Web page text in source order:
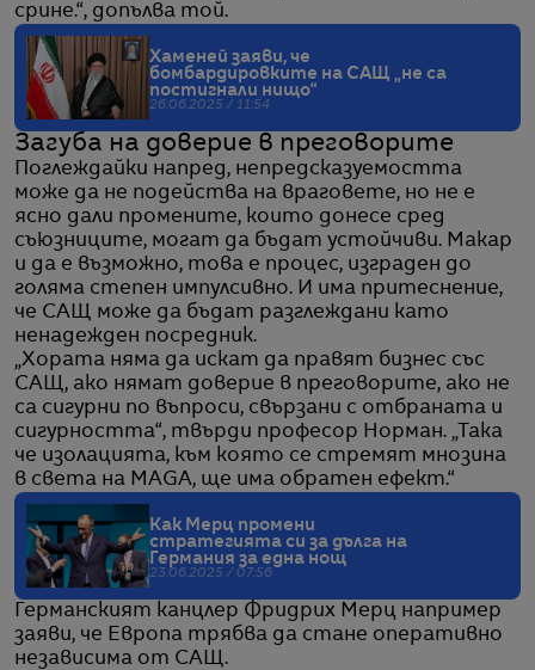
срине.“, допълва той.
Хаменей заяви, че
бомбардировките на САЩ „не са
постигнали нищо“
26.06.2025 / 11:54
Загуба на доверие в преговорите
Поглеждайки напред, непредсказуемостта
може да не подейства на враговете, но не е
ясно дали промените, които донесе сред
съюзниците, могат да бъдат устойчиви. Макар
и да е възможно, това е процес, изграден до
голяма степен импулсивно. И има притеснение,
че САЩ може да бъдат разглеждани като
ненадежден посредник.
„Хората няма да искат да правят бизнес със
САЩ, ако нямат доверие в преговорите, ако не
са сигурни по въпроси, свързани с отбраната и
сигурността“, твърди професор Норман. „Така
че изолацията, към която се стремят мнозина
в света на MAGA, ще има обратен ефект.“
Как Мерц промени
стратегията си за дълга на
Германия за една нощ
23.06.2025 / 07:56
Германският канцлер Фридрих Мерц например
заяви, че Европа трябва да стане оперативно
независима от САЩ.